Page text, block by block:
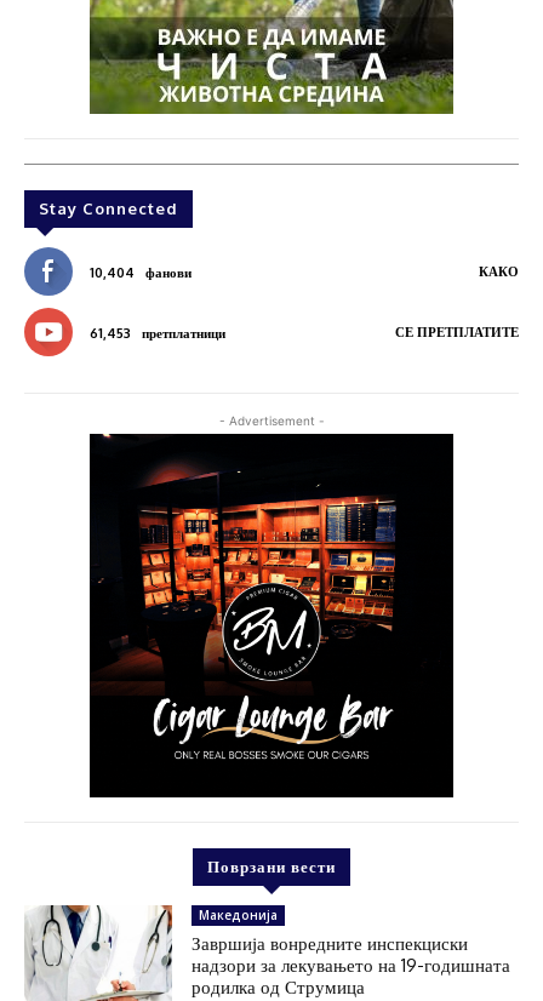
Stay Connected
10,404 фанови КАКО
61,453 претплатници СЕ ПРЕТПЛАТИТЕ
- Advertisement -
Поврзани вести
Македонија
Завршија вонредните инспекциски
надзори за лекувањето на 19-годишната
родилка од Струмица